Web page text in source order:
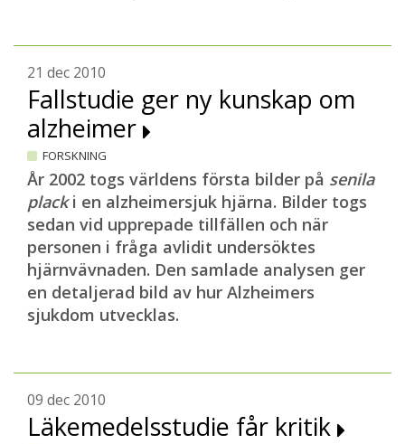
21 dec 2010
Fallstudie ger ny kunskap om
alzheimer
FORSKNING
År 2002 togs världens första bilder på senila
placki en alzheimersjuk hjärna. Bilder togs
sedan vid upprepade tillfällen och när
personen i fråga avlidit undersöktes
hjärnvävnaden. Den samlade analysen ger
en detaljerad bild av hur Alzheimers
sjukdom utvecklas.
09 dec 2010
Läkemedelsstudie får kritik